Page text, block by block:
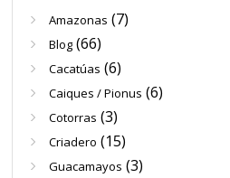
Amazonas (7)
Blog(66)
Cacatúas (6)
Caiques / Pionus (6)
Cotorras (3)
Criadero (15)
Guacamayos (3)